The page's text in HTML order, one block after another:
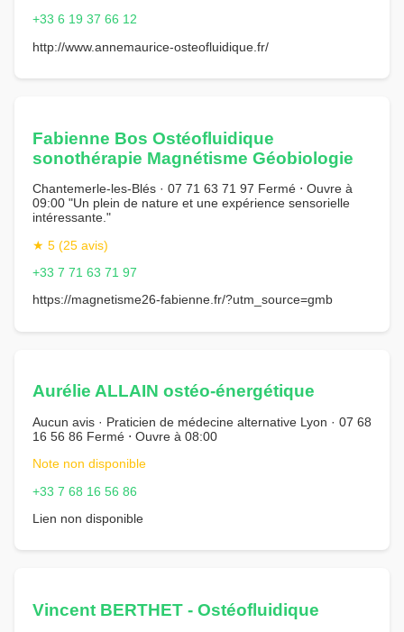
+33 6 19 37 66 12
http://www.annemaurice-osteofluidique.fr/
Fabienne Bos Ostéofluidique
sonothérapie Magnétisme Géobiologie
Chantemerle-les-Blés · 07 71 63 71 97 Fermé ⋅ Ouvre à
09:00 "Un plein de nature et une expérience sensorielle
intéressante."
★ 5 (25 avis)
+33 7 71 63 71 97
https://magnetisme26-fabienne.fr/?utm_source=gmb
Aurélie ALLAIN ostéo-énergétique
Aucun avis · Praticien de médecine alternative Lyon · 07 68
16 56 86 Fermé ⋅ Ouvre à 08:00
Note non disponible
+33 7 68 16 56 86
Lien non disponible
Vincent BERTHET - Ostéofluidique